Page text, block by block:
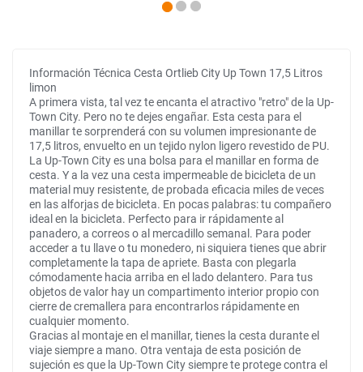
Información Técnica Cesta Ortlieb City Up Town 17,5 Litros
limon
A primera vista, tal vez te encanta el atractivo "retro" de la Up-
Town City. Pero no te dejes engañar. Esta cesta para el
manillar te sorprenderá con su volumen impresionante de
17,5 litros, envuelto en un tejido nylon ligero revestido de PU.
La Up-Town City es una bolsa para el manillar en forma de
cesta. Y a la vez una cesta impermeable de bicicleta de un
material muy resistente, de probada eficacia miles de veces
en las alforjas de bicicleta. En pocas palabras: tu compañero
ideal en la bicicleta. Perfecto para ir rápidamente al
panadero, a correos o al mercadillo semanal. Para poder
acceder a tu llave o tu monedero, ni siquiera tienes que abrir
completamente la tapa de apriete. Basta con plegarla
cómodamente hacia arriba en el lado delantero. Para tus
objetos de valor hay un compartimento interior propio con
cierre de cremallera para encontrarlos rápidamente en
cualquier momento.
Gracias al montaje en el manillar, tienes la cesta durante el
viaje siempre a mano. Otra ventaja de esta posición de
sujeción es que la Up-Town City siempre te protege contra el